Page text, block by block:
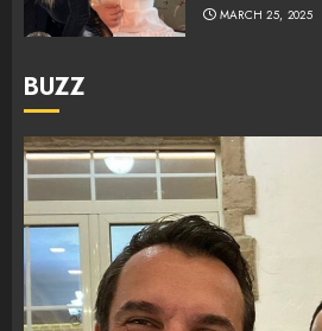
MARCH 25, 2025
BUZZ